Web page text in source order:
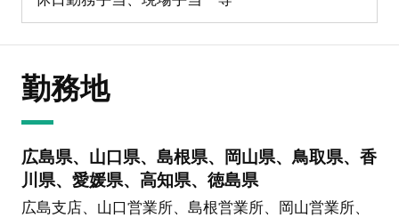
勤務地
広島県、山口県、島根県、岡山県、鳥取県、香
川県、愛媛県、高知県、徳島県
広島支店、山口営業所、島根営業所、岡山営業所、